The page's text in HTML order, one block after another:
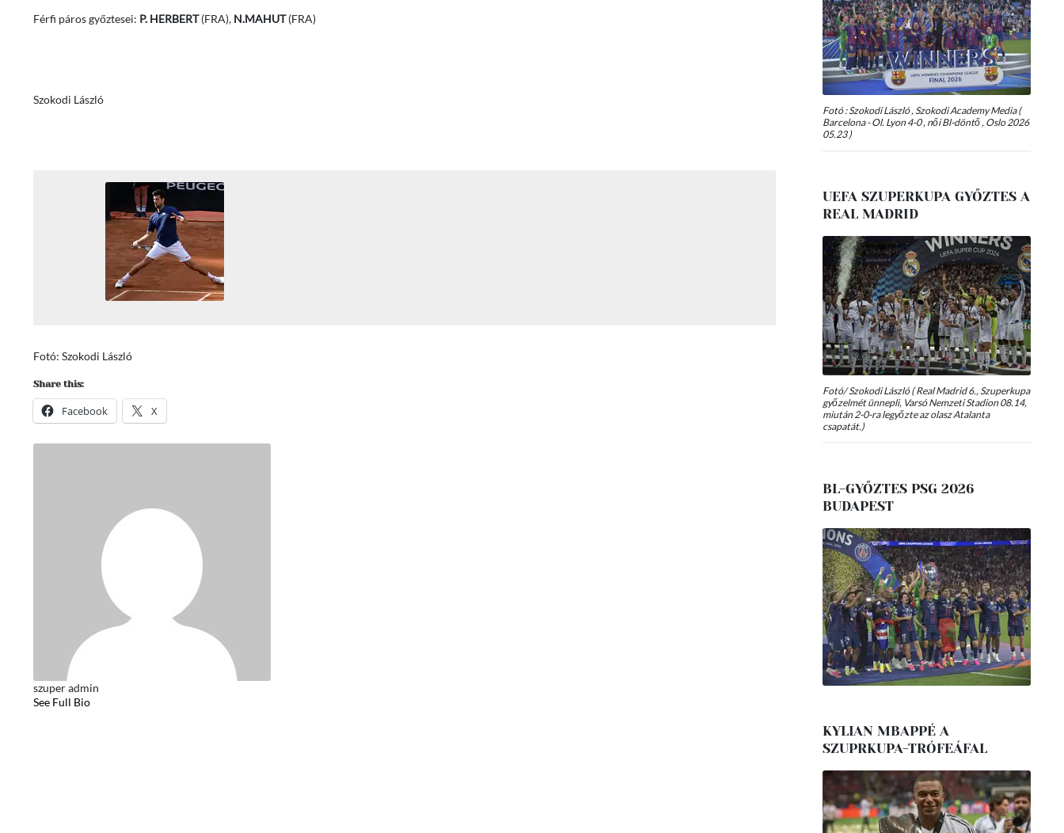
Férfi páros győztesei: P. HERBERT(FRA), N.MAHUT(FRA)
Szokodi László
Fotó: Szokodi László
Share this:
Facebook X
szuper admin
See Full Bio
Fotó : Szokodi László , Szokodi Academy Media (
Barcelona - Ol. Lyon 4-0 , női Bl-döntő , Oslo 2026
05.23 )
UEFA SZUPERKUPA GYŐZTES A
REAL MADRID
Fotó/ Szokodi László ( Real Madrid 6., Szuperkupa
győzelmét ünnepli, Varsó Nemzeti Stadion 08.14,
miután 2-0-ra legyőzte az olasz Atalanta
csapatát.)
BL-GYŐZTES PSG 2026
BUDAPEST
KYLIAN MBAPPÉ A
SZUPRKUPA-TRÓFEÁFAL